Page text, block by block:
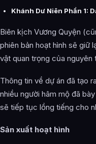
Khánh Dư Niên Phần 1:
Biên kịch Vương Quyện
phiên bản hoạt hình sẽ giữ
vật quan trọng của nguyên
Thông tin về dự án đã tạo
nhiều người hâm mộ đã
sẽ tiếp tục lồng tiếng cho
Sản xuất hoạt hình